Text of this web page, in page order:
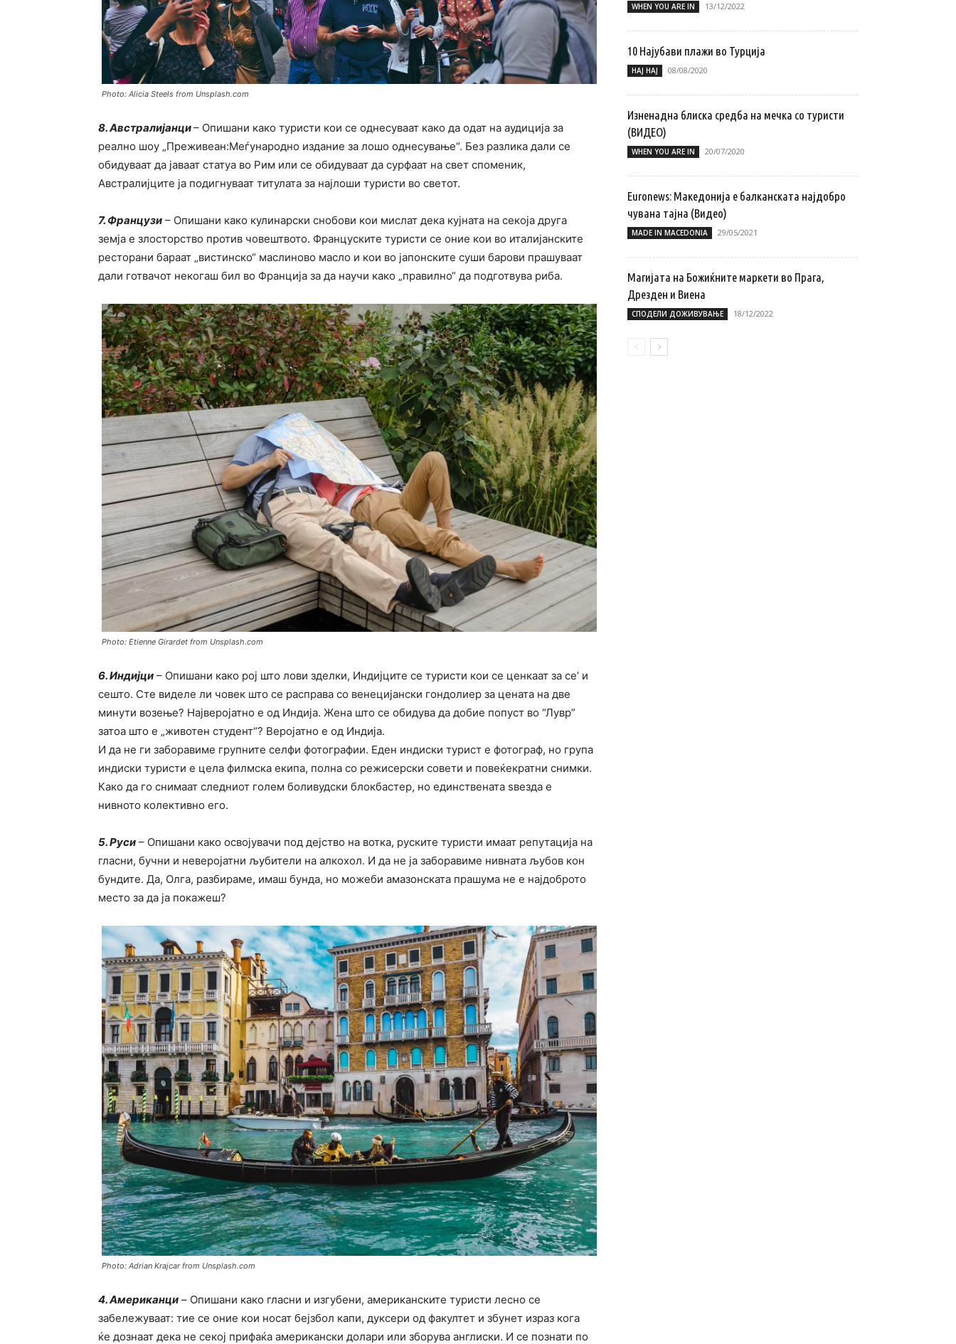
Photo: Alicia Steels from Unsplash.com
8. Австралијанци– Опишани како туристи кои се однесуваат како да одат на аудиција за
реално шоу „Преживеан:Меѓународно издание за лошо однесување“. Без разлика дали се
обидуваат да јаваат статуа во Рим или се обидуваат да сурфаат на свет споменик,
Австралијците ја подигнуваат титулата за најлоши туристи во светот.
7. Французи – Опишани како кулинарски снобови кои мислат дека кујната на секоја друга
земја е злосторство против човештвото. Француските туристи се оние кои во италијанските
ресторани бараат „вистинско“ маслиново масло и кои во јапонските суши барови прашуваат
дали готвачот некогаш бил во Франција за да научи како „правилно“ да подготвува риба.
Photo: Etienne Girardet from Unsplash.com
6. Индијци – Опишани како рој што лови зделки, Индијците се туристи кои се ценкаат за се’ и
сешто. Сте виделе ли човек што се расправа со венецијански гондолиер за цената на две
минути возење? Најверојатно е од Индија. Жена што се обидува да добие попуст во “Лувр”
затоа што е „животен студент“? Веројатно е од Индија.
И да не ги заборавиме групните селфи фотографии. Еден индиски турист е фотограф, но група
индиски туристи е целa филмска екипа, полна со режисерски совети и повеќекратни снимки.
Како да го снимаат следниот голем боливудски блокбастер, но единствената ѕвезда е
нивното колективно его.
5. Руси – Опишани како освојувачи под дејство на вотка, руските туристи имаат репутација на
гласни, бучни и неверојатни љубители на алкохол. И да не ја заборавиме нивната љубов кон
бундите. Да, Олга, разбираме, имаш бунда, но можеби амазонската прашума не е најдоброто
место за да ја покажеш?
Photo: Adrian Krajcar from Unsplash.com
4. Американци – Oпишани како гласни и изгубени, американските туристи лесно се
забележуваат: тие се оние кои носат бејзбол капи, дуксери од факултет и збунет израз кога
ќе дознаат дека не секој прифаќа американски долари или зборува англиски. И се познати по
WHEN YOU ARE IN 13/12/2022
10 Најубави плажи во Турција
НАЈ НАЈ 08/08/2020
Изненадна блиска средба на мечка со туристи
(ВИДЕО)
WHEN YOU ARE IN 20/07/2020
Euronews: Македонија е балканската најдобро
чувана тајна (Видео)
MADE IN MACEDONIA 29/05/2021
Магијата на Божиќните маркети во Прага,
Дрезден и Виена
СПОДЕЛИ ДОЖИВУВАЊЕ 18/12/2022